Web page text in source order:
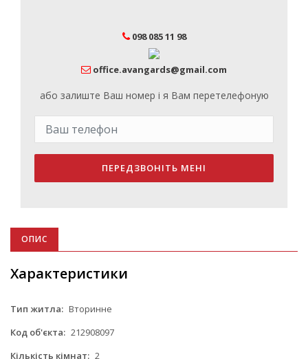
098 085 11 98
office.avangards@gmail.com
або залиште Ваш номер і я Вам перетелефоную
ПЕРЕДЗВОНІТЬ МЕНІ
ОПИС
Характеристики
Тип житла: Вторинне
Код об'єкта: 212908097
Кількість кімнат: 2